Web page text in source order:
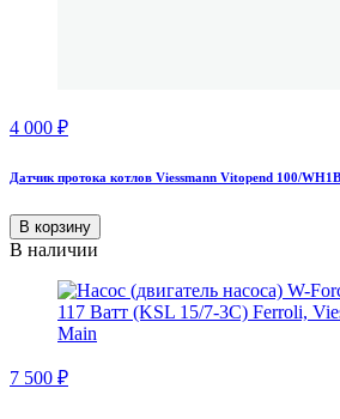
4 000 ₽
Датчик протока котлов Viessmann Vitopend 100/
В корзину
В наличии
7 500 ₽